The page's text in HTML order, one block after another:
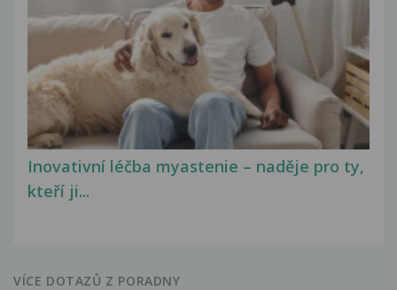
Inovativní léčba myastenie – naděje pro ty,
kteří ji...
VÍCE DOTAZŮ Z PORADNY